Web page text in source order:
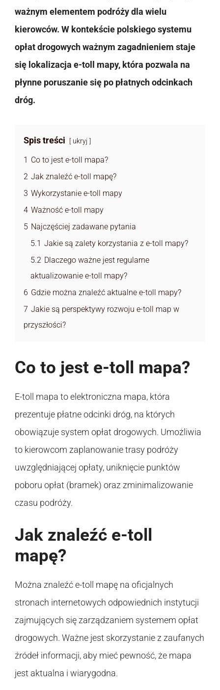
ważnym elementem podróży dla wielu
kierowców. W kontekście polskiego systemu
opłat drogowych ważnym zagadnieniem staje
się lokalizacja e-toll mapy, która pozwala na
płynne poruszanie się po płatnych odcinkach
dróg.
Spis treści ukryj
1 Co to jest e-toll mapa?
2 Jak znaleźć e-toll mapę?
3 Wykorzystanie e-toll mapy
4 Ważność e-toll mapy
5 Najczęściej zadawane pytania
5.1 Jakie są zalety korzystania z e-toll mapy?
5.2 Dlaczego ważne jest regularne
aktualizowanie e-toll mapy?
6 Gdzie można znaleźć aktualne e-toll mapy?
7 Jakie są perspektywy rozwoju e-toll map w
przyszłości?
Co to jest e-toll mapa?
E-toll mapa to elektroniczna mapa, która
prezentuje płatne odcinki dróg, na których
obowiązuje system opłat drogowych. Umożliwia
to kierowcom zaplanowanie trasy podróży
uwzględniającej opłaty, uniknięcie punktów
poboru opłat (bramek) oraz zminimalizowanie
czasu podróży.
Jak znaleźć e-toll
mapę?
Można znaleźć e-toll mapę na oficjalnych
stronach internetowych odpowiednich instytucji
zajmujących się zarządzaniem systemem opłat
drogowych. Ważne jest skorzystanie z zaufanych
źródeł informacji, aby mieć pewność, że mapa
jest aktualna i wiarygodna.